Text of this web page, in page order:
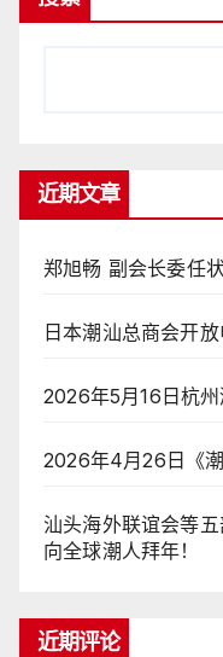
页
近期文章
郑旭畅 副会长委任
日本潮汕总商会开
2026年5月16日杭
2026年4月26日《
汕头海外联谊会等
向全球潮人拜年！
近期评论